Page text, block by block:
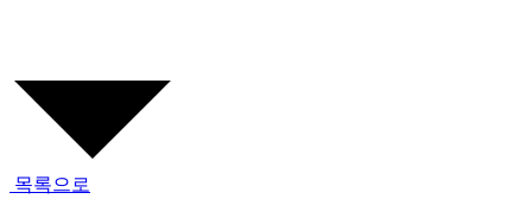
목록으로